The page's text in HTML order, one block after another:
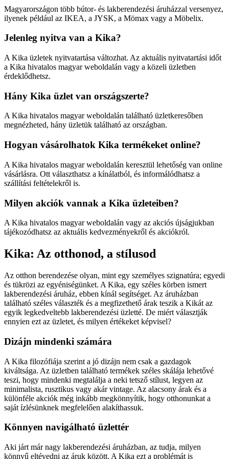
Magyarországon több bútor- és lakberendezési áruházzal versenyez,
ilyenek például az IKEA, a JYSK, a Mömax vagy a Möbelix.
Jelenleg nyitva van a Kika?
A Kika üzletek nyitvatartása változhat. Az aktuális nyitvatartási időt
a Kika hivatalos magyar weboldalán vagy a közeli üzletben
érdeklődhetsz.
Hány Kika üzlet van országszerte?
A Kika hivatalos magyar weboldalán található üzletkeresőben
megnézheted, hány üzletük található az országban.
Hogyan vásárolhatok Kika termékeket online?
A Kika hivatalos magyar weboldalán keresztül lehetőség van online
vásárlásra. Ott választhatsz a kínálatból, és informálódhatsz a
szállítási feltételekről is.
Milyen akciók vannak a Kika üzleteiben?
A Kika hivatalos magyar weboldalán vagy az akciós újságjukban
tájékozódhatsz az aktuális kedvezményekről és akciókról.
Kika: Az otthonod, a stílusod
Az otthon berendezése olyan, mint egy személyes szignatúra; egyedi
és tükrözi az egyéniségünket. A Kika, egy széles körben ismert
lakberendezési áruház, ebben kínál segítséget. Az áruházban
található széles választék és a megfizethető árak teszik a Kikát az
egyik legkedveltebb lakberendezési üzletté. De miért választják
ennyien ezt az üzletet, és milyen értékeket képvisel?
Dizájn mindenki számára
A Kika filozófiája szerint a jó dizájn nem csak a gazdagok
kiváltsága. Az üzletben található termékek széles skálája lehetővé
teszi, hogy mindenki megtalálja a neki tetsző stílust, legyen az
minimalista, rusztikus vagy akár vintage. Az alacsony árak és a
különféle akciók még inkább megkönnyítik, hogy otthonunkat a
saját ízlésünknek megfelelően alakíthassuk.
Könnyen navigálható üzlettér
Aki járt már nagy lakberendezési áruházban, az tudja, milyen
könnyű eltévedni az áruk között. A Kika ezt a problémát is